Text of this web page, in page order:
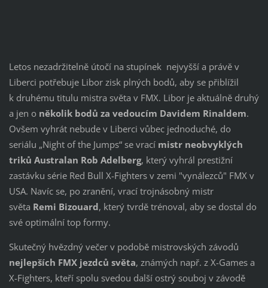
Letos nezadržitelně útočí na stupínek nejvyšší a právě v
Liberci potřebuje Libor zisk plných bodů, aby se přiblížil
k druhému titulu mistra světa v FMX. Libor je aktuálně druhý
a jen o několik bodů za vedoucím Davidem Rinaldem.
Ovšem vyhrát nebude v Liberci vůbec jednoduché, do
seriálu „Night of the Jumps“ se vrací mistr neobvyklých
triků Australan Rob Adelberg, který vyhrál prestižní
zastávku série Red Bull X-Fighters v zemi "vynálezců" FMX v
USA. Navíc se, po zranění, vrací trojnásobný mistr
světa Remi Bizouard, který tvrdě trénoval, aby se dostal do
své optimální top formy.
Skutečný hvězdný večer v podobě mistrovských závodů
nejlepších FMX jezdců světa, známých např. z X-Games a
X-Fighters, kteří spolu svedou další ostrý souboj v závodě